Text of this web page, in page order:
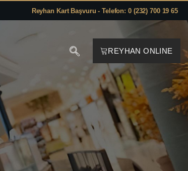
Reyhan Kart Başvuru - Telefon: 0 (232) 700 19 65
REYHAN ONLINE